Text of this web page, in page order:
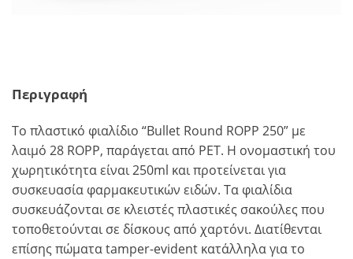
Περιγραφή
To πλαστικό φιαλίδιο “Bullet Round ROPP 250” με
λαιμό 28 ROPP, παράγεται από PET. Η ονομαστική του
χωρητικότητα είναι 250ml και προτείνεται για
συσκευασία φαρμακευτικών ειδών. Τα φιαλίδια
συσκευάζονται σε κλειστές πλαστικές σακούλες που
τοποθετούνται σε δίσκους από χαρτόνι. Διατίθεvται
επίσης πώματα tamper-evident κατάλληλα για το